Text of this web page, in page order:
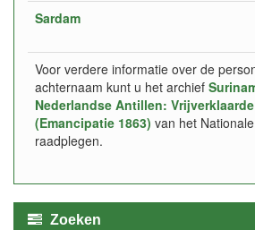
Sardam
Voor verdere informatie over de
achternaam kunt u het archief
Nederlandse Antillen:
(Emancipatie 1863) van het
raadplegen.
Zoeken